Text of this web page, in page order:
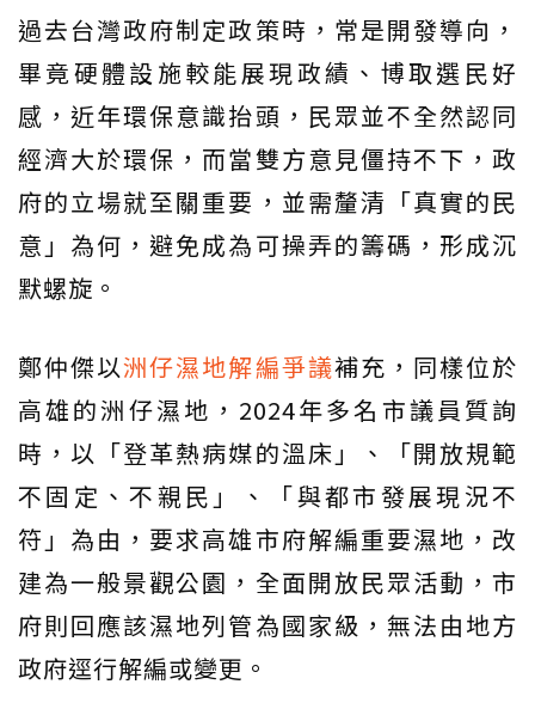
過去台灣政府制定政策時，常是開發導向，
畢竟硬體設施較能展現政績、博取選民好
感，近年環保意識抬頭，民眾並不全然認同
經濟大於環保，而當雙方意見僵持不下，政
府的立場就至關重要，並需釐清「真實的民
意」為何，避免成為可操弄的籌碼，形成沉
默螺旋。
鄭仲傑以洲仔濕地解編爭議補充，同樣位於
高雄的洲仔濕地，2024年多名市議員質詢
時，以「登革熱病媒的溫床」、「開放規範
不固定、不親民」、「與都市發展現況不
符」為由，要求高雄市府解編重要濕地，改
建為一般景觀公園，全面開放民眾活動，市
府則回應該濕地列管為國家級，無法由地方
政府逕行解編或變更。